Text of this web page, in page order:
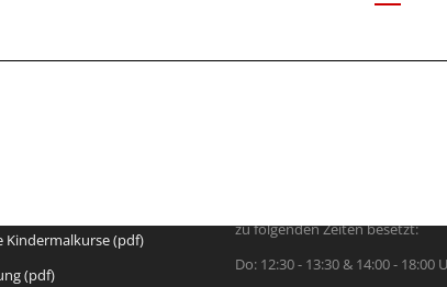
Kindermalkurse (pdf)
(pdf)
zu folgenden Zeiten besetzt:
Do: 12:30 - 13:30 & 14:00 - 18:00